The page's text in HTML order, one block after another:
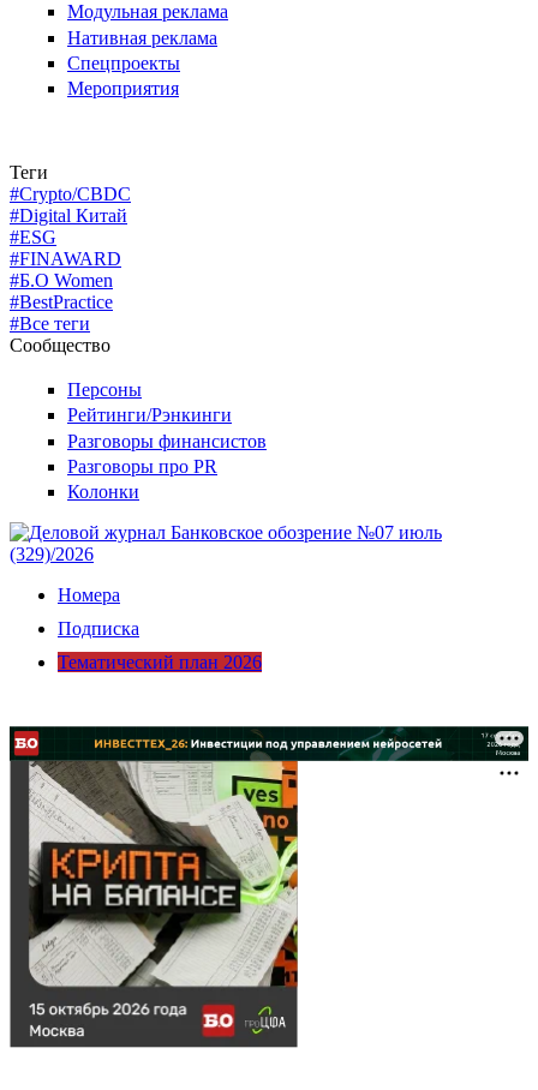
Модульная реклама
Нативная реклама
Спецпроекты
Мероприятия
Теги
#Crypto/CBDC
#Digital Китай
#ESG
#FINAWARD
#Б.О Women
#BestPractice
#Все теги
Сообщество
Персоны
Рейтинги/Рэнкинги
Разговоры финансистов
Разговоры про PR
Колонки
Номера
Подписка
Тематический план 2026